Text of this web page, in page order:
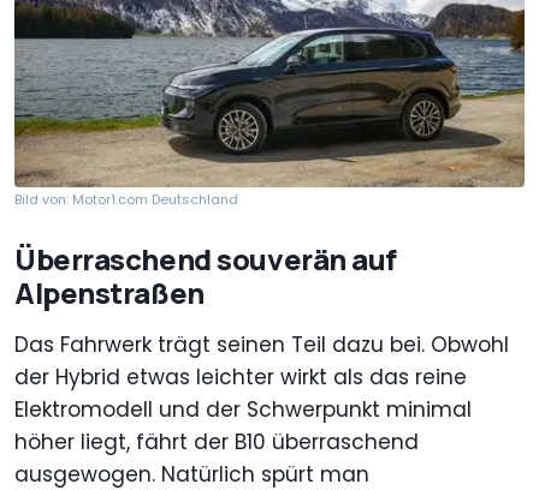
Bild von: Motor1.com Deutschland
Überraschend souverän auf
Alpenstraßen
Das Fahrwerk trägt seinen Teil dazu bei. Obwohl
der Hybrid etwas leichter wirkt als das reine
Elektromodell und der Schwerpunkt minimal
höher liegt, fährt der B10 überraschend
ausgewogen. Natürlich spürt man